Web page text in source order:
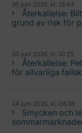
30 juni 2026, kl. 13:44
Återkallelse:
grund av risk för
30 juni 2026, kl. 10:25
Återkallelse:
för allvarliga
24 juni 2026, kl. 08:36
Smycken och